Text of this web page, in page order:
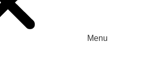
Menu